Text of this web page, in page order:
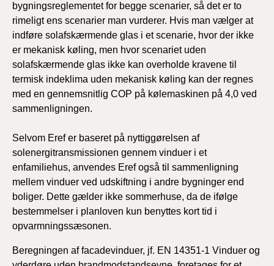
bygningsreglementet for begge scenarier, så det er to
rimeligt ens scenarier man vurderer. Hvis man vælger at
indføre solafskærmende glas i et scenarie, hvor der ikke
er mekanisk køling, men hvor scenariet uden
solafskærmende glas ikke kan overholde kravene til
termisk indeklima uden mekanisk køling kan der regnes
med en gennemsnitlig COP på kølemaskinen på 4,0 ved
sammenligningen.
Selvom Eref er baseret på nyttiggørelsen af
solenergitransmissionen gennem vinduer i et
enfamiliehus, anvendes Eref også til sammenligning
mellem vinduer ved udskiftning i andre bygninger end
boliger. Dette gælder ikke sommerhuse, da de ifølge
bestemmelser i planloven kun benyttes kort tid i
opvarmningssæsonen.
Beregningen af facadevinduer, jf. EN 14351-1 Vinduer og